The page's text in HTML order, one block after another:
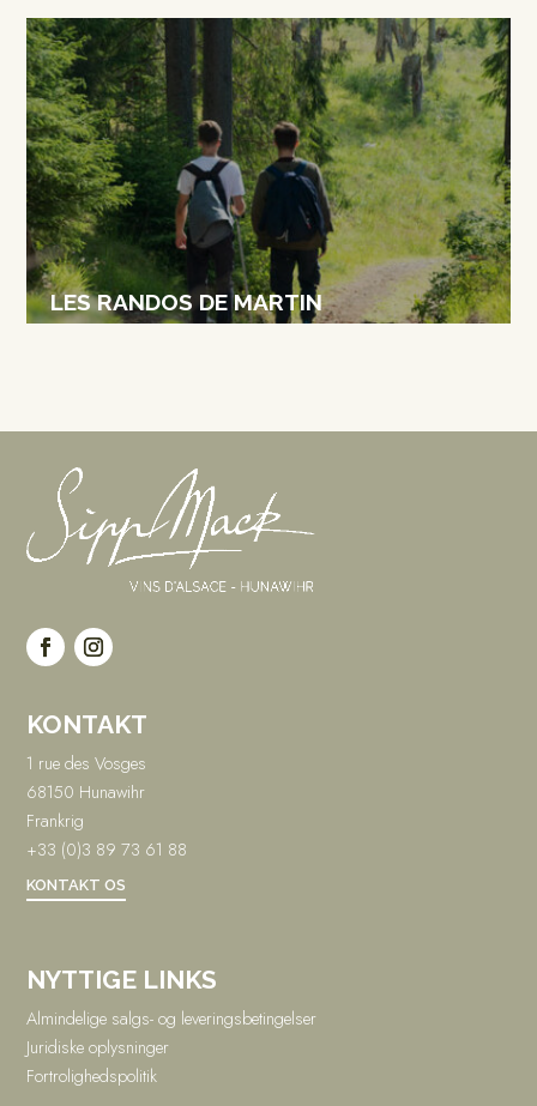
LES RANDOS DE MARTIN
KONTAKT
1 rue des Vosges
68150 Hunawihr
Frankrig
+33 (0)3 89 73 61 88
KONTAKT OS
NYTTIGE LINKS
Almindelige salgs- og leveringsbetingelser
Juridiske oplysninger
Fortrolighedspolitik